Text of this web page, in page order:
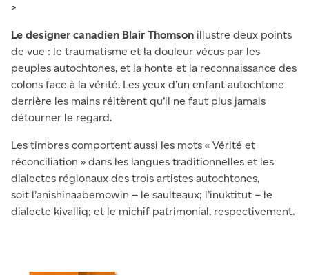
>
Le designer canadien Blair Thomson illustre deux points
de vue : le traumatisme et la douleur vécus par les
peuples autochtones, et la honte et la reconnaissance des
colons face à la vérité. Les yeux d’un enfant autochtone
derrière les mains réitèrent qu’il ne faut plus jamais
détourner le regard.
Les timbres comportent aussi les mots « Vérité et
réconciliation » dans les langues traditionnelles et les
dialectes régionaux des trois artistes autochtones,
soit l’anishinaabemowin – le saulteaux; l’inuktitut – le
dialecte kivalliq; et le michif patrimonial, respectivement.